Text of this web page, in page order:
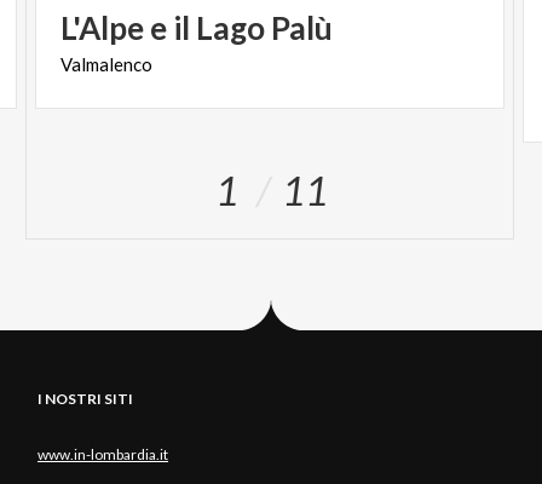
L'Alpee il Lago Palù
Valmalenco
1 11
I NOSTRI SITI
www.in-lombardia.it